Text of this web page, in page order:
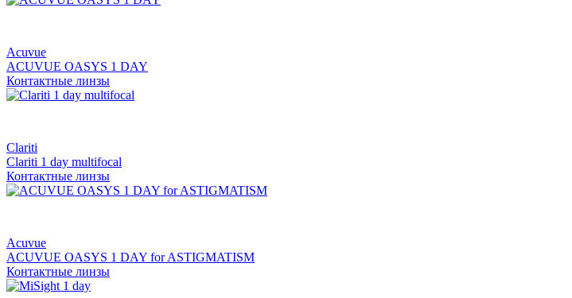
Acuvue
ACUVUE OASYS 1 DAY
Контактные линзы
Clariti
Clariti 1 day multifocal
Контактные линзы
Acuvue
ACUVUE OASYS 1 DAY for ASTIGMATISM
Контактные линзы